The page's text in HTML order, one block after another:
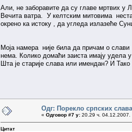
Али, не заборавите да су главе мртвих у
Вечита ватра. У келтским митовима
окрено ка истоку , да угледа излазеће
Моја намера није била да причам о
нема. Колико домаћи заиста имају удела
Шта је старије слава или имендан? И
Одг: Порекло српских слава
« Одговор #7 у: 20.29 ч. 04.12.2007.
Цитат